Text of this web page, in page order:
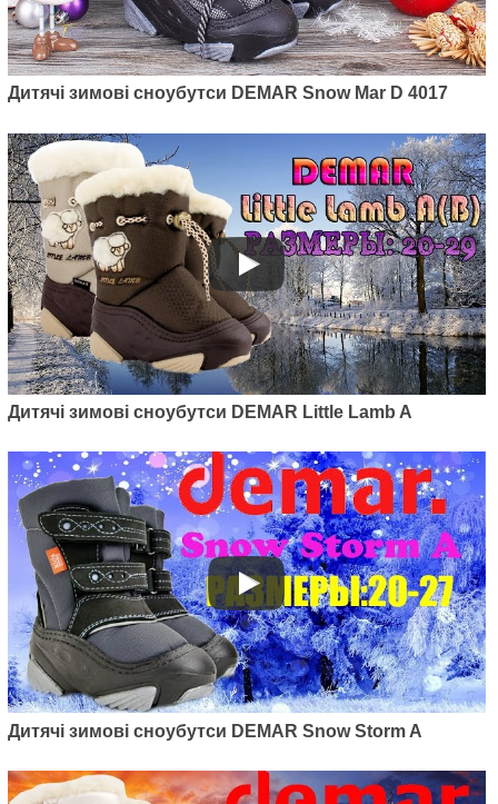
Артикул: 4026NB
Дитячі зимові дутики Demar
Doggy 2 Light NB
870 грн.
Дитячі зимові сноубутси DEMAR Snow Mar D 4017
Дитячі зимові сноубутси DEMAR Little Lamb A
Дитячі зимові сноубутси DEMAR Snow Storm A